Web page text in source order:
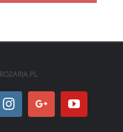
InstagramGoogle+YouTube